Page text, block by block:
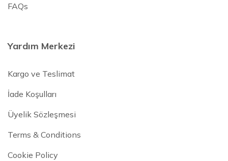
FAQs
Yardım Merkezi
Kargo ve Teslimat
İade Koşulları
Üyelik Sözleşmesi
Terms & Conditions
Cookie Policy